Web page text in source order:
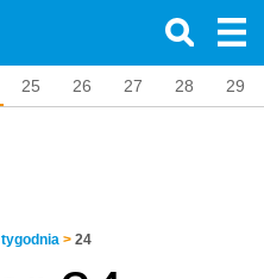
25 26 27 28 29
> 24